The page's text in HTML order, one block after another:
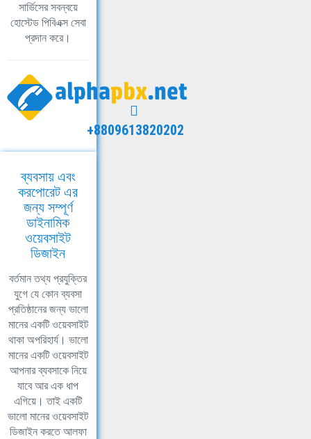
সার্ভিসের সবন্বয়ে
হোস্টেড পিবিএক্স সেবা
প্রদান করে।
+8809613820202
ব্যবসায় এবং
করপোরেট এর
জন্য সম্পূর্ণ
ডাইনামিক
ওয়েবসাইট
ডিজাইন
বর্তমান তথ্য প্রযুক্তির
যুগে যে কোন ব্যবসা
প্রতিষ্ঠানের জন্য ভালো
মানের একটি ওয়েবসাইট
থাকা অপরিহার্য। ভালো
মানের একটি ওয়েবসাইট
আপনার ব্যবসাকে নিয়ে
যাবে আর এক ধাপ
এগিয়ে। তাই একটি
ভালো মানের ওয়েবসাইট
ডিজাইন করতে আলফা